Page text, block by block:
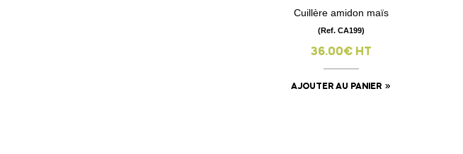
visibility
Cuillère amidon maïs
(Ref. CA199)
36.00€ HT
AJOUTER AU PANIER